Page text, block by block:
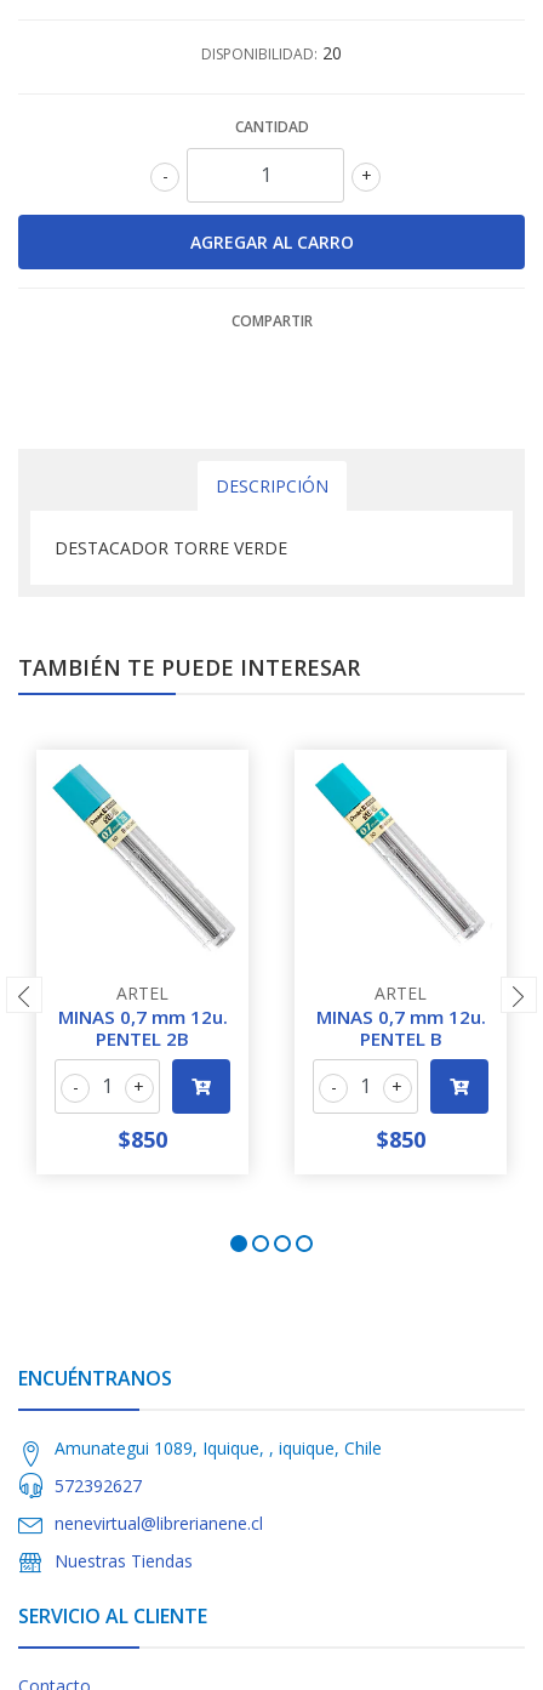
DISPONIBILIDAD: 20
CANTIDAD
+
-
COMPARTIR
DESCRIPCIÓN
DESTACADOR TORRE VERDE
TAMBIÉN TE PUEDE INTERESAR
ARTEL
MINAS 0,7 mm 12u.
PENTEL 2B
+
-
$850
ARTEL
MINAS 0,7 mm 12u.
PENTEL B
+
-
$850
ENCUÉNTRANOS
Amunategui 1089, Iquique, , iquique, Chile
572392627
nenevirtual@librerianene.cl
Nuestras Tiendas
SERVICIO AL CLIENTE